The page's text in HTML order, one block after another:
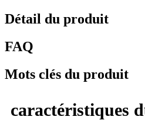
Détail du produit
FAQ
Mots clés du produit
caractéristiques